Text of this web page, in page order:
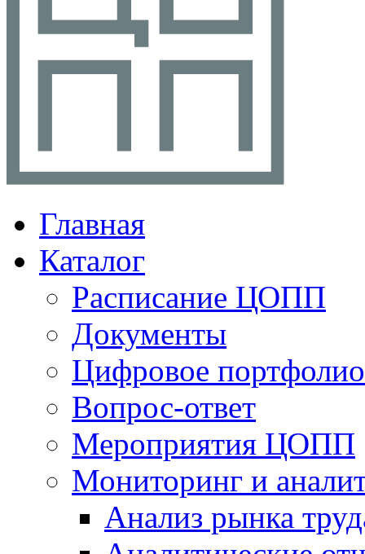
Главная
Каталог
Расписание ЦОПП
Документы
Цифровое портфолио
Вопрос-ответ
Мероприятия ЦОПП
Мониторинг и
Анализ рынка